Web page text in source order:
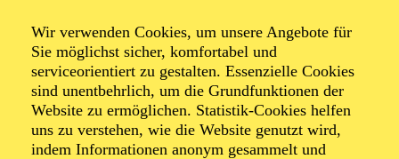
Wir verwenden Cookies, um unsere Angebote für
Sie möglichst sicher, komfortabel und
serviceorientiert zu gestalten. Essenzielle Cookies
sind unentbehrlich, um die Grundfunktionen der
Website zu ermöglichen. Statistik-Cookies helfen
uns zu verstehen, wie die Website genutzt wird,
indem Informationen anonym gesammelt und
BEETHOVEN-JUBILÄUM 2027 · KAMMERMUSIK
RISING CELLO STAR
Werke von Ludwig van Beethoven, Sergej Rachmaninow
Künstlergespräch im Anschluss an das Konzert
"Sonntagsmatinee plus" für Senior*innen